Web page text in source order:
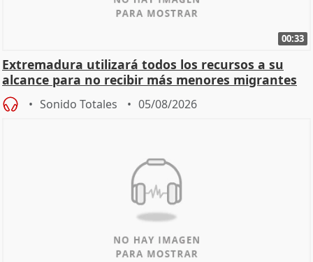
00:33
Extremadura utilizará todos los recursos a su
alcance para no recibir más menores migrantes
Sonido Totales 05/08/2026